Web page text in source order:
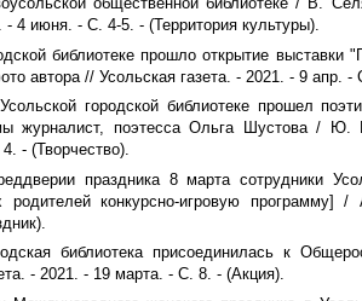
- 4 июня. - С. 4-5. - (Территория культуры).
библиотеке прошло открытие выставки
автора // Усольская газета. - 2021. - 9 апр. -
городской библиотеке прошел
журналист, поэтесса Ольга Шустова /
- (Творчество).
праздника 8 марта сотрудники
конкурсно-игровую программу]
библиотека присоединилась к
- 2021. - 19 марта. - С. 8. - (Акция).